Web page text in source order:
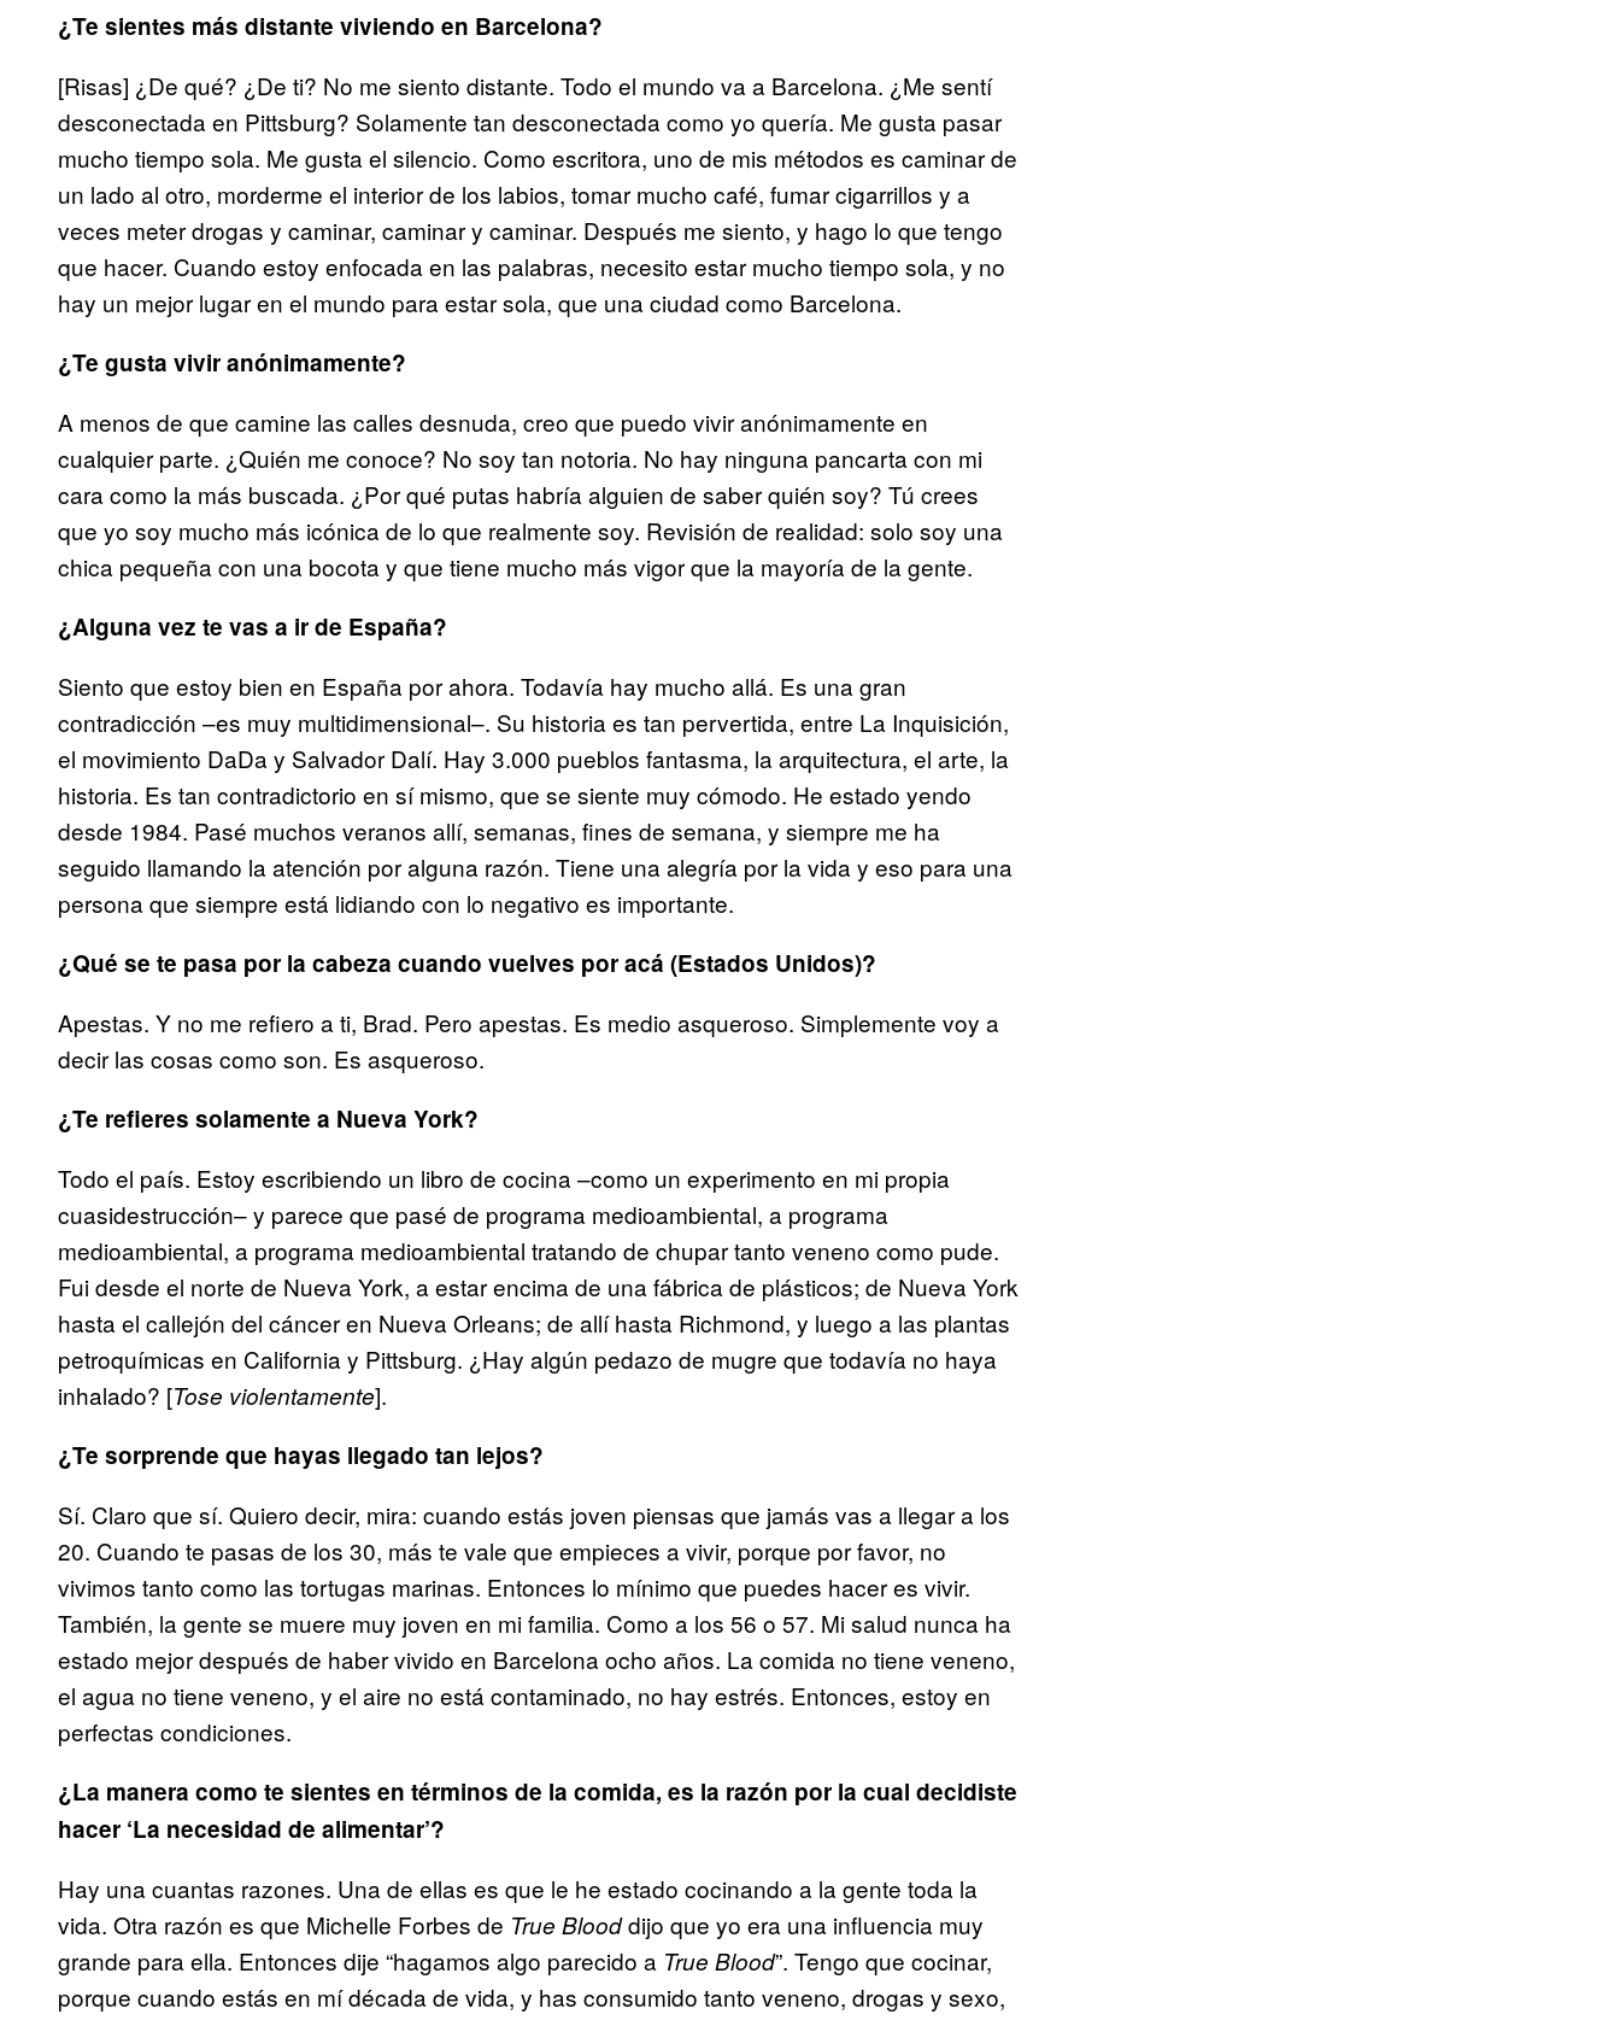
¿Te sientes más distante viviendo en Barcelona?
[Risas] ¿De qué? ¿De ti? No me siento distante. Todo el mundo va a Barcelona. ¿Me sentí
desconectada en Pittsburg? Solamente tan desconectada como yo quería. Me gusta pasar
mucho tiempo sola. Me gusta el silencio. Como escritora, uno de mis métodos es caminar de
un lado al otro, morderme el interior de los labios, tomar mucho café, fumar cigarrillos y a
veces meter drogas y caminar, caminar y caminar. Después me siento, y hago lo que tengo
que hacer. Cuando estoy enfocada en las palabras, necesito estar mucho tiempo sola, y no
hay un mejor lugar en el mundo para estar sola, que una ciudad como Barcelona.
¿Te gusta vivir anónimamente?
A menos de que camine las calles desnuda, creo que puedo vivir anónimamente en
cualquier parte. ¿Quién me conoce? No soy tan notoria. No hay ninguna pancarta con mi
cara como la más buscada. ¿Por qué putas habría alguien de saber quién soy? Tú crees
que yo soy mucho más icónica de lo que realmente soy. Revisión de realidad: solo soy una
chica pequeña con una bocota y que tiene mucho más vigor que la mayoría de la gente.
¿Alguna vez te vas a ir de España?
Siento que estoy bien en España por ahora. Todavía hay mucho allá. Es una gran
contradicción –es muy multidimensional–. Su historia es tan pervertida, entre La Inquisición,
el movimiento DaDa y Salvador Dalí. Hay 3.000 pueblos fantasma, la arquitectura, el arte, la
historia. Es tan contradictorio en sí mismo, que se siente muy cómodo. He estado yendo
desde 1984. Pasé muchos veranos allí, semanas, fines de semana, y siempre me ha
seguido llamando la atención por alguna razón. Tiene una alegría por la vida y eso para una
persona que siempre está lidiando con lo negativo es importante.
¿Qué se te pasa por la cabeza cuando vuelves por acá (Estados Unidos)?
Apestas. Y no me refiero a ti, Brad. Pero apestas. Es medio asqueroso. Simplemente voy a
decir las cosas como son. Es asqueroso.
¿Te refieres solamente a Nueva York?
Todo el país. Estoy escribiendo un libro de cocina –como un experimento en mi propia
cuasidestrucción– y parece que pasé de programa medioambiental, a programa
medioambiental, a programa medioambiental tratando de chupar tanto veneno como pude.
Fui desde el norte de Nueva York, a estar encima de una fábrica de plásticos; de Nueva York
hasta el callejón del cáncer en Nueva Orleans; de allí hasta Richmond, y luego a las plantas
petroquímicas en California y Pittsburg. ¿Hay algún pedazo de mugre que todavía no haya
inhalado? [Tose violentamente].
¿Te sorprende que hayas llegado tan lejos?
Sí. Claro que sí. Quiero decir, mira: cuando estás joven piensas que jamás vas a llegar a los
20. Cuando te pasas de los 30, más te vale que empieces a vivir, porque por favor, no
vivimos tanto como las tortugas marinas. Entonces lo mínimo que puedes hacer es vivir.
También, la gente se muere muy joven en mi familia. Como a los 56 o 57. Mi salud nunca ha
estado mejor después de haber vivido en Barcelona ocho años. La comida no tiene veneno,
el agua no tiene veneno, y el aire no está contaminado, no hay estrés. Entonces, estoy en
perfectas condiciones.
¿La manera como te sientes en términos de la comida, es la razón por la cual decidiste
hacer ‘La necesidad de alimentar’?
Hay una cuantas razones. Una de ellas es que le he estado cocinando a la gente toda la
vida. Otra razón es que Michelle Forbes de True Blooddijo que yo era una influencia muy
grande para ella. Entonces dije “hagamos algo parecido a True Blood”. Tengo que cocinar,
porque cuando estás en mí década de vida, y has consumido tanto veneno, drogas y sexo,